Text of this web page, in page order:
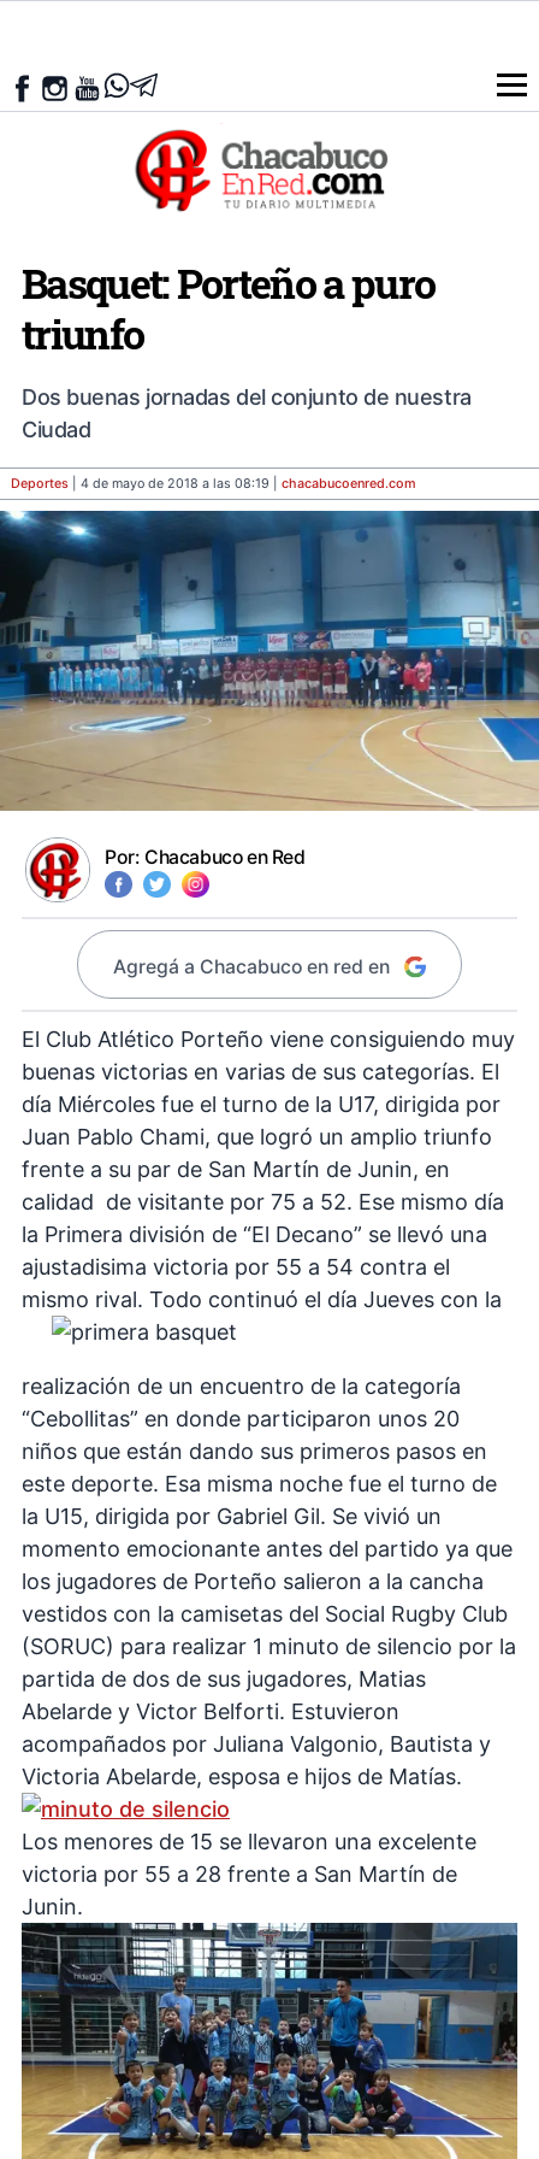
Basquet: Porteño a puro
triunfo
Dos buenas jornadas del conjunto de nuestra
Ciudad
Deportes | 4 de mayo de 2018 a las 08:19 | chacabucoenred.com
Por: Chacabuco en Red
Agregá a Chacabuco en red en
El Club Atlético Porteño viene consiguiendo muy
buenas victorias en varias de sus categorías. El
día Miércoles fue el turno de la U17, dirigida por
Juan Pablo Chami, que logró un amplio triunfo
frente a su par de San Martín de Junin, en
calidad de visitante por 75 a 52. Ese mismo día
la Primera división de “El Decano” se llevó una
ajustadisima victoria por 55 a 54 contra el
mismo rival. Todo continuó el día Jueves con la
realización de un encuentro de la categoría
“Cebollitas” en donde participaron unos 20
niños que están dando sus primeros pasos en
este deporte. Esa misma noche fue el turno de
la U15, dirigida por Gabriel Gil. Se vivió un
momento emocionante antes del partido ya que
los jugadores de Porteño salieron a la cancha
vestidos con la camisetas del Social Rugby Club
(SORUC) para realizar 1 minuto de silencio por la
partida de dos de sus jugadores, Matias
Abelarde y Victor Belforti. Estuvieron
acompañados por Juliana Valgonio, Bautista y
Victoria Abelarde, esposa e hijos de Matías.
Los menores de 15 se llevaron una excelente
victoria por 55 a 28 frente a San Martín de
Junin.